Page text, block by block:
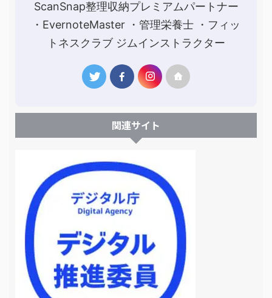
ScanSnap整理収納プレミアムパートナー
・EvernoteMaster ・管理栄養士 ・フィッ
トネスクラブ ジムインストラクター
関連サイト